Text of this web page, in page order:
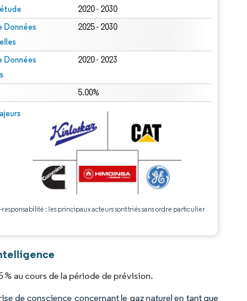
2020 - 2030
Données
2025 - 2030
Données
2020 - 2023
5.00%
: les principaux acteurs sont triés sans ordre particulier
au cours de la période de prévision.
de conscience concernant le gaz naturel en tant que